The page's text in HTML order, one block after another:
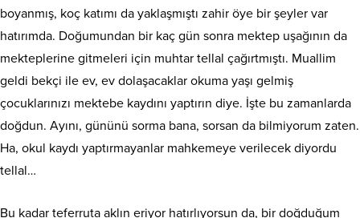
boyanmış, koç katımı da yaklaşmıştı zahir öye bir şeyler var
hatırımda. Doğumundan bir kaç gün sonra mektep uşağının da
mekteplerine gitmeleri için muhtar tellal çağırtmıştı. Muallim
geldi bekçi ile ev, ev dolaşacaklar okuma yaşı gelmiş
çocuklarınızı mektebe kaydını yaptırın diye. İşte bu zamanlarda
doğdun. Ayını, gününü sorma bana, sorsan da bilmiyorum zaten.
Ha, okul kaydı yaptırmayanlar mahkemeye verilecek diyordu
tellal…
Bu kadar teferruta aklın eriyor hatırlıyorsun da, bir doğduğum